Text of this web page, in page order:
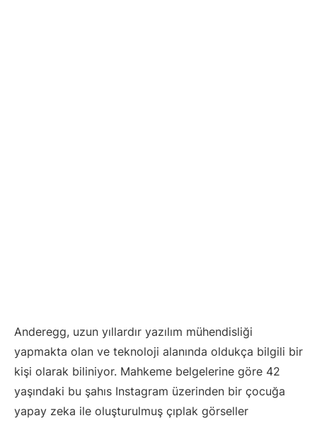
Anderegg, uzun yıllardır yazılım mühendisliği
yapmakta olan ve teknoloji alanında oldukça bilgili bir
kişi olarak biliniyor. Mahkeme belgelerine göre 42
yaşındaki bu şahıs Instagram üzerinden bir çocuğa
yapay zeka ile oluşturulmuş çıplak görseller